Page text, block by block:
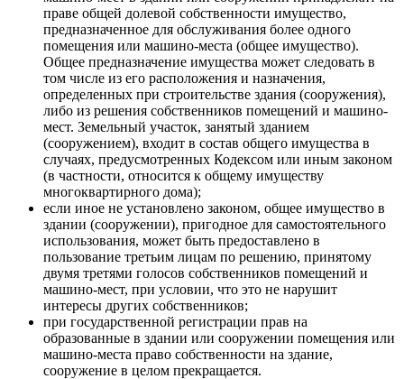
праве общей долевой собственности имущество,
предназначенное для обслуживания более одного
помещения или машино-места (общее имущество).
Общее предназначение имущества может следовать в
том числе из его расположения и назначения,
определенных при строительстве здания (сооружения),
либо из решения собственников помещений и машино-
мест. Земельный участок, занятый зданием
(сооружением), входит в состав общего имущества в
случаях, предусмотренных Кодексом или иным законом
(в частности, относится к общему имуществу
многоквартирного дома);
если иное не установлено законом, общее имущество в
здании (сооружении), пригодное для самостоятельного
использования, может быть предоставлено в
пользование третьим лицам по решению, принятому
двумя третями голосов собственников помещений и
машино-мест, при условии, что это не нарушит
интересы других собственников;
при государственной регистрации прав на
образованные в здании или сооружении помещения или
машино-места право собственности на здание,
сооружение в целом прекращается.